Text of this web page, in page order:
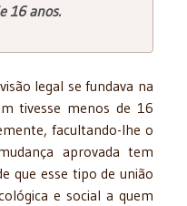
16 anos.
legal se fundava na
tivesse menos de 16
facultando-lhe o
aprovada tem
que esse tipo de união
e social a quem